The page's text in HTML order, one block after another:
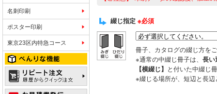
名刺印刷
ポスター印刷
東京23区内特急コース
綴じ指定 ※必須
冊子、カタログの綴じ方を
※通常の中綴じ冊子は、 長い
【横綴じ】
と付いた中綴じ
※綴じる場所が、短辺と長